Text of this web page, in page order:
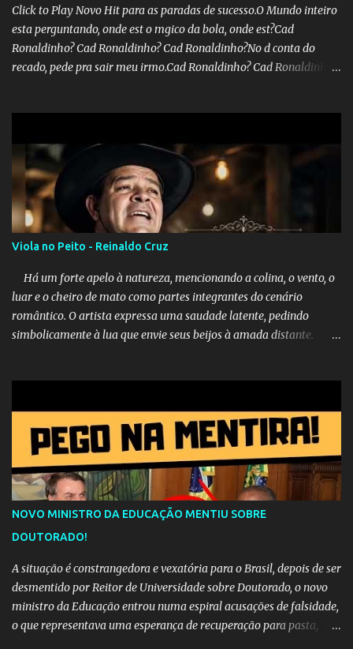
Click to Play Novo Hit para as paradas de sucesso.O Mundo inteiro
esta perguntando, onde est o mgico da bola, onde est?Cad
Ronaldinho? Cad Ronaldinho? Cad Ronaldinho?No d conta do
recado, pede pra sair meu irmo.Cad Ronaldinho? Cad Ronaldinho?
Viola no Peito - Reinaldo Cruz
Há um forte apelo à natureza, mencionando a colina, o vento, o
luar e o cheiro de mato como partes integrantes do cenário
romântico. O artista expressa uma saudade latente, pedindo
simbolicamente à lua que envie seus beijos à amada distante. A
que continuará esperando enquanto houver canções para entoar. A
obra conclui como uma promessa de fidelidade e esperança no
reencontro, unindo a tradição da viola com o sentimento universal
do amor. No geral, o vídeo apresenta uma narrativa lírica sobre a
persistência do afeto através do tempo e do espaço. YouTube
YouTube YouTube
NOVO MINISTRO DA EDUCAÇÃO MENTIU SOBRE
DOUTORADO!
A situação é constrangedora e vexatória para o Brasil, depois de ser
desmentido por Reitor de Universidade sobre Doutorado, o novo
ministro da Educação entrou numa espiral acusações de falsidade,
o que representava uma esperança de recuperação para pasta,